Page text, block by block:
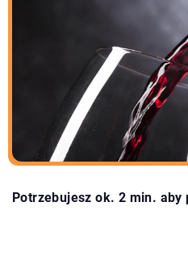
Potrzebujesz ok. 2 min. aby